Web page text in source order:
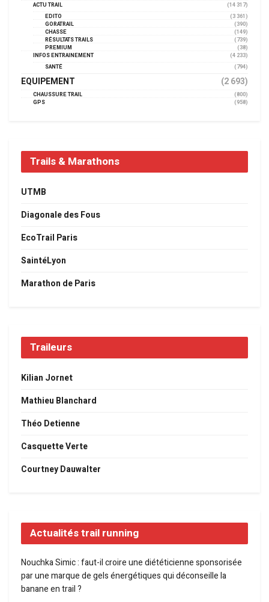
ACTU TRAIL
(14 317)
EDITO
(3 361)
GORATRAIL
(390)
CHASSE
(149)
RÉSULTATS TRAILS
(739)
PREMIUM
(38)
INFOS ENTRAINEMENT
(4 233)
SANTÉ
(794)
EQUIPEMENT (2 693)
CHAUSSURE TRAIL
(800)
GPS
(958)
Trails & Marathons
UTMB
Diagonale des Fous
EcoTrail Paris
SaintéLyon
Marathon de Paris
Traileurs
Kilian Jornet
Mathieu Blanchard
Théo Detienne
Casquette Verte
Courtney Dauwalter
Actualités trail running
Nouchka Simic : faut-il croire une diététicienne sponsorisée
par une marque de gels énergétiques qui déconseille la
banane en trail ?